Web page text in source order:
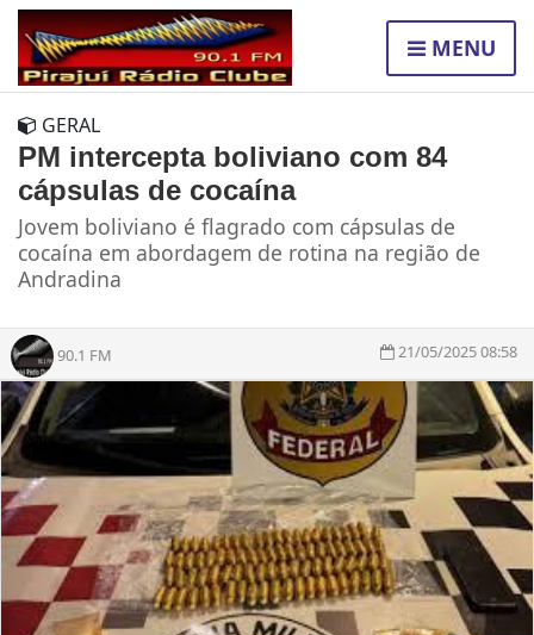
MENU
GERAL
PM intercepta boliviano com 84
cápsulas de cocaína
Jovem boliviano é flagrado com cápsulas de
cocaína em abordagem de rotina na região de
Andradina
90.1 FM 21/05/2025 08:58